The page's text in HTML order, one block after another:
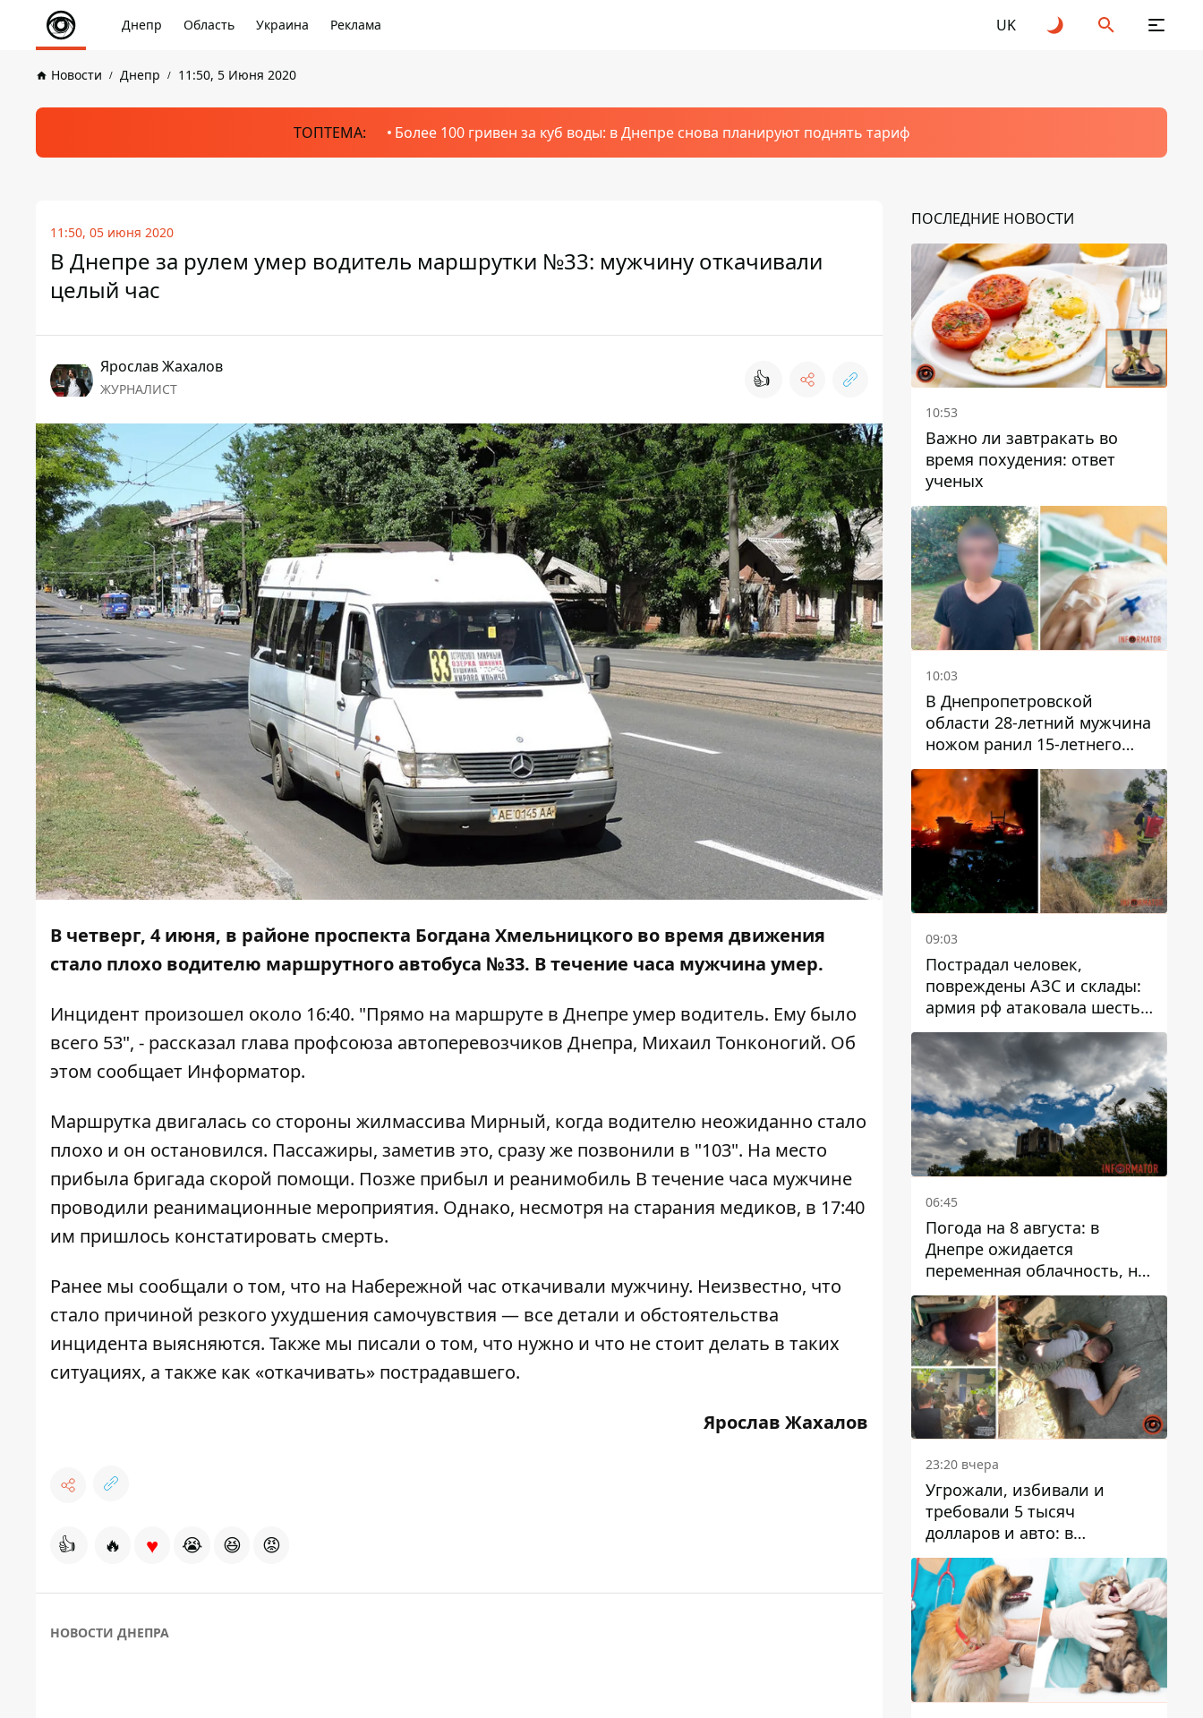
Днепр Область Украина Реклама UK
Новости Днепр 11:50, 5 Июня 2020
ТОПТЕМА: Более 100 гривен за куб воды: в Днепре снова планируют поднять тариф
11:50, 05 июня 2020
В Днепре за рулем умер водитель маршрутки №33: мужчину откачивали
целый час
Ярослав Жахалов
ЖУРНАЛИСТ 👍
В четверг, 4 июня, в районе проспекта Богдана Хмельницкого во время движения
стало плохо водителю маршрутного автобуса №33. В течение часа мужчина умер.
Инцидент произошел около 16:40. "Прямо на маршруте в Днепре умер водитель. Ему было
всего 53", - рассказал глава профсоюза автоперевозчиков Днепра, Михаил Тонконогий. Об
этом сообщает Информатор.
Маршрутка двигалась со стороны жилмассива Мирный, когда водителю неожиданно стало
плохо и он остановился. Пассажиры, заметив это, сразу же позвонили в "103". На место
прибыла бригада скорой помощи. Позже прибыл и реанимобиль В течение часа мужчине
проводили реанимационные мероприятия. Однако, несмотря на старания медиков, в 17:40
им пришлось констатировать смерть.
Ранее мы сообщали о том, что на Набережной час откачивали мужчину. Неизвестно, что
стало причиной резкого ухудшения самочувствия — все детали и обстоятельства
инцидента выясняются. Также мы писали о том, что нужно и что не стоит делать в таких
ситуациях, а также как «откачивать» пострадавшего.
Ярослав Жахалов
👍 🔥 ♥ 😭 😆 😡
НОВОСТИ ДНЕПРА
ПОСЛЕДНИЕ НОВОСТИ
10:53
Важно ли завтракать во
время похудения: ответ
ученых
10:03
В Днепропетровской
области 28-летний мужчина
ножом ранил 15-летнего
парня
09:03
Пострадал человек,
повреждены АЗС и склады:
армия рф атаковала шесть
районов Днепропетровской
области
06:45
Погода на 8 августа: в
Днепре ожидается
переменная облачность, но
может пойти дождь
23:20 вчера
Угрожали, избивали и
требовали 5 тысяч
долларов и авто: в
Павлограде задержали двух
мужчин